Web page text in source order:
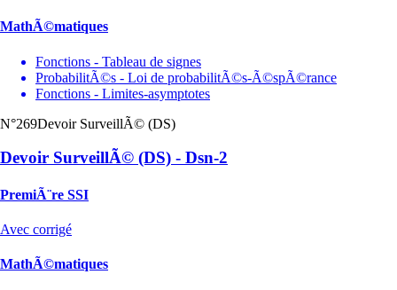
MathÃ©matiques
Fonctions - Tableau de signes
ProbabilitÃ©s - Loi de probabilitÃ©s-Ã©spÃ©rance
Fonctions - Limites-asymptotes
N°269Devoir SurveillÃ© (DS)
Devoir SurveillÃ© (DS) - Dsn-2
PremiÃ¨re SSI
Avec corrigé
MathÃ©matiques